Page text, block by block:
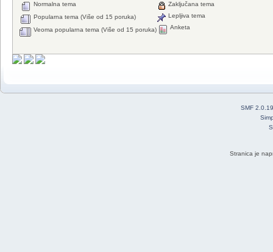
Normalna tema
Popularna tema (Više od 15 poruka)
Veoma popularna tema (Više od 15 poruka)
Zaključana tema
Lepljiva tema
Anketa
SMF 2.0.19
Stranica je